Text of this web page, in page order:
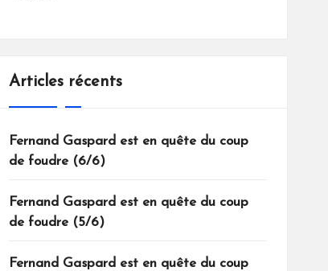
Articles récents
Fernand Gaspard est en quête du coup
de foudre (6/6)
Fernand Gaspard est en quête du coup
de foudre (5/6)
Fernand Gaspard est en quête du coup